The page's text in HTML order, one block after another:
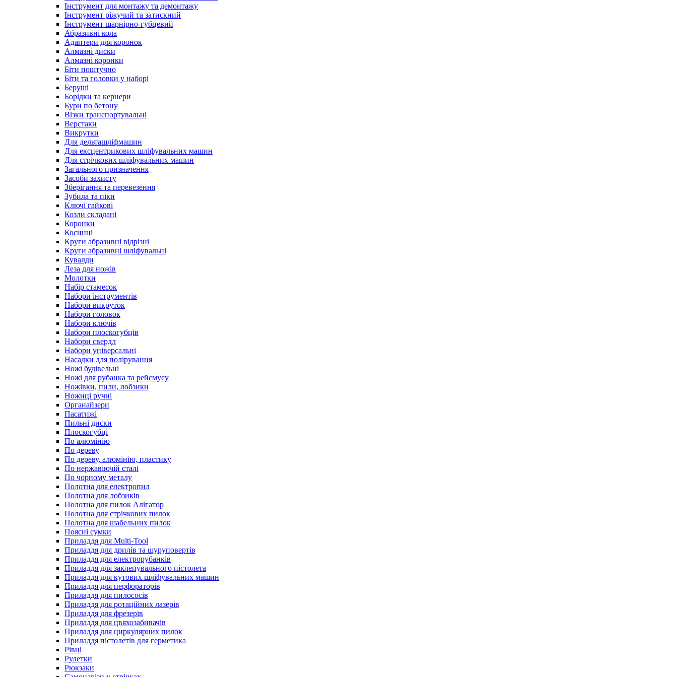
Інструмент для монтажу та демонтажу
Інструмент ріжучий та затискний
Інструмент шарнірно-губцевий
Абразивні кола
Адаптери для коронок
Алмазні диски
Алмазні коронки
Біти поштучно
Біти та головки у наборі
Беруші
Борідки та кернери
Бури по бетону
Візки транспортувальні
Верстаки
Викрутки
Для дельташліфмашин
Для ексцентрикових шліфувальних машин
Для стрічкових шліфувальних машин
Загального призначення
Засоби захисту
Зберігання та перевезення
Зубила та піки
Ключі гайкові
Козли складані
Коронки
Косинці
Круги абразивні відрізні
Круги абразивні шліфувальні
Кувалди
Леза для ножів
Молотки
Набір стамесок
Набори інструментів
Набори викруток
Набори головок
Набори ключів
Набори плоскогубців
Набори свердл
Набори універсальні
Насадки для полірування
Ножі будівельні
Ножі для рубанка та рейсмусу
Ножівки, пили, лобзики
Ножиці ручні
Органайзери
Пасатижі
Пильні диски
Плоскогубці
По алюмінію
По дереву
По дереву, алюмінію, пластику
По нержавіючій сталі
По чорному металу
Полотна для електропил
Полотна для лобзиків
Полотна для пилок Алігатор
Полотна для стрічкових пилок
Полотна для шабельних пилок
Поясні сумки
Приладдя для Multi-Tool
Приладдя для дрилів та шуруповертів
Приладдя для електрорубанків
Приладдя для заклепувального пістолета
Приладдя для кутових шліфувальних машин
Приладдя для перфораторів
Приладдя для пилососів
Приладдя для ротаційних лазерів
Приладдя для фрезерів
Приладдя для цвяхозабивачів
Приладдя для циркулярних пилок
Приладдя пістолетів для герметика
Рівні
Рулетки
Рюкзаки